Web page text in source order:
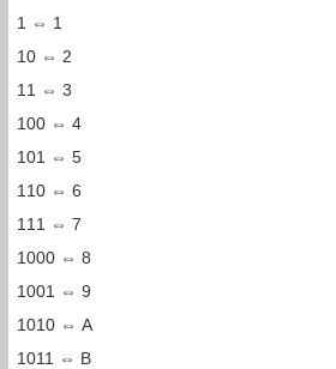
1 ⇔ 1
10 ⇔ 2
11 ⇔ 3
100 ⇔ 4
101 ⇔ 5
110 ⇔ 6
111 ⇔ 7
1000 ⇔ 8
1001 ⇔ 9
1010 ⇔ A
1011 ⇔ B